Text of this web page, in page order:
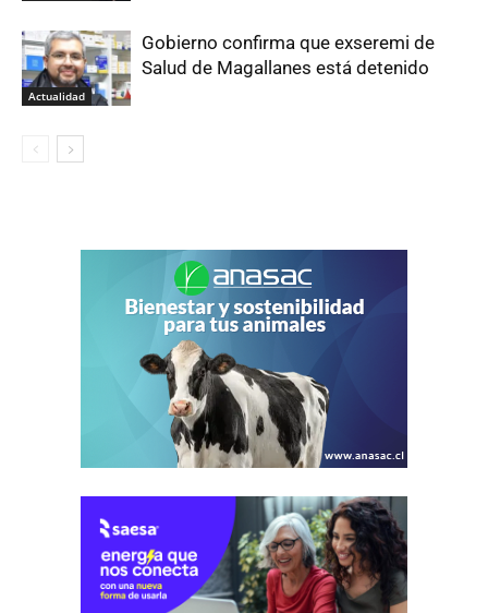
Actualidad
Gobierno confirma que exseremi de
Salud de Magallanes está detenido